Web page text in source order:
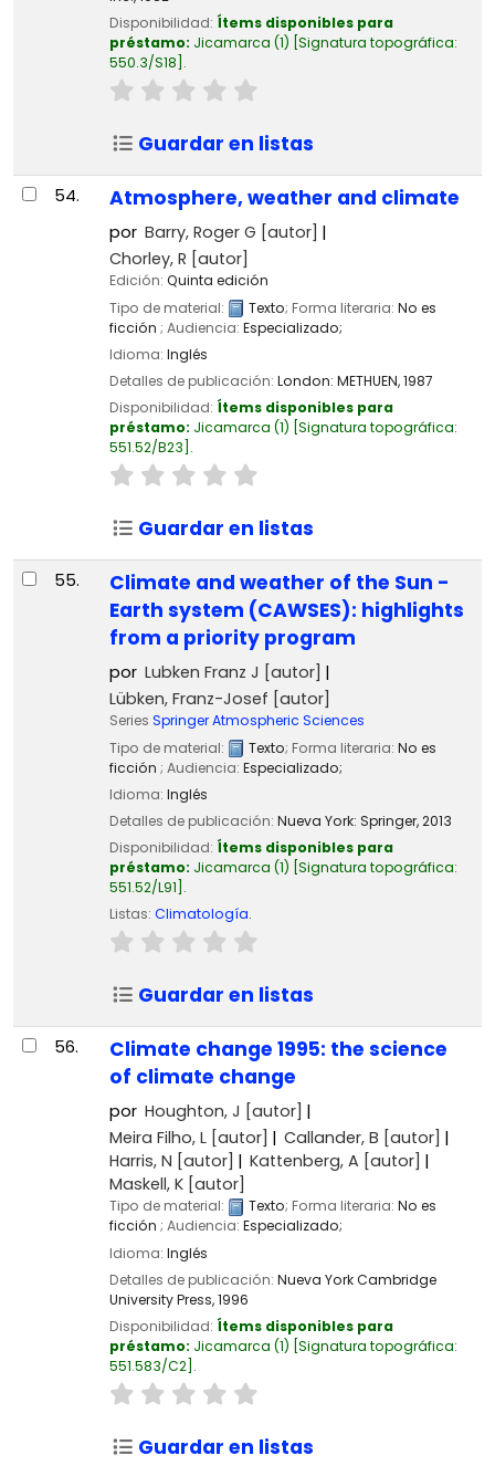
Disponibilidad: Ítems disponibles para
préstamo: Jicamarca (1) Signatura topográfica:
550.3/S18 .
Guardar en listas
54. Atmosphere, weather and climate
por Barry, Roger G [autor]
Chorley, R [autor]
Edición: Quinta edición
Tipo de material:
Texto; Forma literaria: No es
ficción ; Audiencia: Especializado;
Idioma: Inglés
Detalles de publicación: London: METHUEN,1987
Disponibilidad: Ítems disponibles para
préstamo: Jicamarca (1) Signatura topográfica:
551.52/B23 .
Guardar en listas
55.
Climate and weather of the Sun -
Earth system (CAWSES): highlights
from a priority program
por Lubken Franz J [autor]
Lübken, Franz-Josef [autor]
Series Springer Atmospheric Sciences
Tipo de material:
Texto; Forma literaria: No es
ficción ; Audiencia: Especializado;
Idioma: Inglés
Detalles de publicación: Nueva York: Springer,2013
Disponibilidad: Ítems disponibles para
préstamo: Jicamarca (1) Signatura topográfica:
551.52/L91 .
Listas: Climatología.
Guardar en listas
56.
Climate change 1995: the science
of climate change
por Houghton, J [autor]
Meira Filho, L[autor] Callander, B [autor]
Harris, N [autor] Kattenberg, A [autor]
Maskell, K[autor]
Tipo de material: Texto; Forma literaria: No es
ficción ; Audiencia: Especializado;
Idioma: Inglés
Detalles de publicación: Nueva YorkCambridge
University Press,1996
Disponibilidad: Ítems disponibles para
préstamo: Jicamarca (1) Signatura topográfica:
551.583/C2 .
Guardar en listas